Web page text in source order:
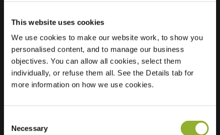
This website uses cookies
We use cookies to make our website work, to show you
personalised content, and to manage our business
objectives. You can allow all cookies, select them
individually, or refuse them all. See the Details tab for
more information on how we use cookies.
Selection
Necessary
Plats
Florastraat 2
9991 CH
Middelstum
Nederländerna